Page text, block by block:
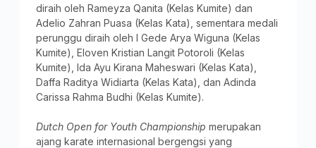
diraih oleh Rameyza Qanita (Kelas Kumite) dan
Adelio Zahran Puasa (Kelas Kata), sementara medali
perunggu diraih oleh I Gede Arya Wiguna (Kelas
Kumite), Eloven Kristian Langit Potoroli (Kelas
Kumite), Ida Ayu Kirana Maheswari (Kelas Kata),
Daffa Raditya Widiarta (Kelas Kata), dan Adinda
Carissa Rahma Budhi (Kelas Kumite).
Dutch Open for Youth Championship merupakan
ajang karate internasional bergengsi yang